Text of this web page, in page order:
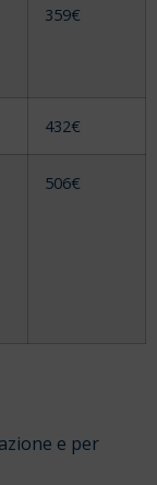
359€
432€
506€
e per